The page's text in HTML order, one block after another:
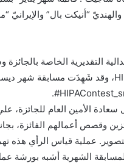
والهنديّ “أنيكت بال”
التقديرية الخاصة
الأمين العام للجائزة،
وقصص أعمالهم الفائزة،
عملية قياس الرأي هذه
الشهرية أشبه بورشة